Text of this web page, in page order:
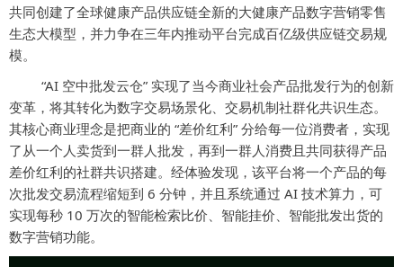
共同创建了全球健康产品供应链全新的大健康产品数字营销零售
生态大模型，并力争在三年内推动平台完成百亿级供应链交易规
模。
“AI 空中批发云仓” 实现了当今商业社会产品批发行为的创新
变革，将其转化为数字交易场景化、交易机制社群化共识生态。
其核心商业理念是把商业的 “差价红利” 分给每一位消费者，实现
了从一个人卖货到一群人批发，再到一群人消费且共同获得产品
差价红利的社群共识搭建。经体验发现，该平台将一个产品的每
次批发交易流程缩短到 6 分钟，并且系统通过 AI 技术算力，可
实现每秒 10 万次的智能检索比价、智能挂价、智能批发出货的
数字营销功能。